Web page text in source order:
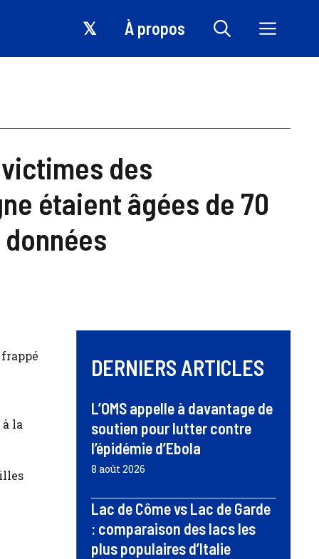
𝕏 À propos
des
étaient âgées de 70
la
DERNIERS ARTICLES
L’OMS appelle à davantage de
soutien pour lutter contre
l’épidémie d’Ebola
8 août 2026
Lac de Côme vs Lac de Garde
: comparaison des lacs les
plus populaires d’Italie